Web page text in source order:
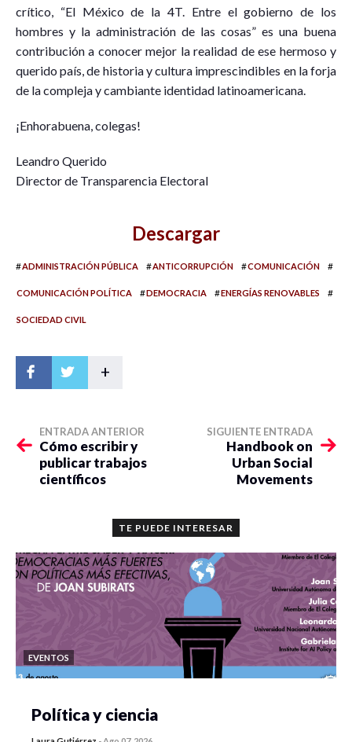
crítico, “El México de la 4T. Entre el gobierno de los
hombres y la administración de las cosas” es una buena
contribución a conocer mejor la realidad de ese hermoso y
querido país, de historia y cultura imprescindibles en la forja
de la compleja y cambiante identidad latinoamericana.
¡Enhorabuena, colegas!
Leandro Querido
Director de Transparencia Electoral
Descargar
#ADMINISTRACIÓN PÚBLICA #ANTICORRUPCIÓN #COMUNICACIÓN #
COMUNICACIÓN POLÍTICA #DEMOCRACIA #ENERGÍAS RENOVABLES #
SOCIEDAD CIVIL
+
ENTRADA ANTERIOR
Cómo escribir y
publicar trabajos
científicos
SIGUIENTE ENTRADA
Handbook on
Urban Social
Movements
TE PUEDE INTERESAR
EVENTOS
Política y ciencia